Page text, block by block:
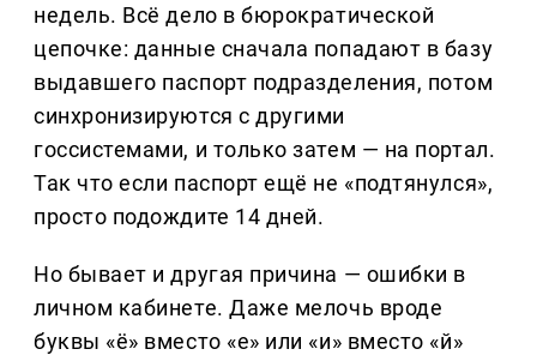
недель. Всё дело в бюрократической
цепочке: данные сначала попадают в базу
выдавшего паспорт подразделения, потом
синхронизируются с другими
госсистемами, и только затем — на портал.
Так что если паспорт ещё не «подтянулся»,
просто подождите 14 дней.
Но бывает и другая причина — ошибки в
личном кабинете. Даже мелочь вроде
буквы «ё» вместо «е» или «и» вместо «й»